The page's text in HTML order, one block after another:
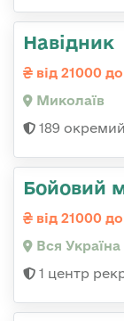
Навідник
від 21000
Миколаїв
189
Бойовий
від 21000
Вся Україна
1 центр